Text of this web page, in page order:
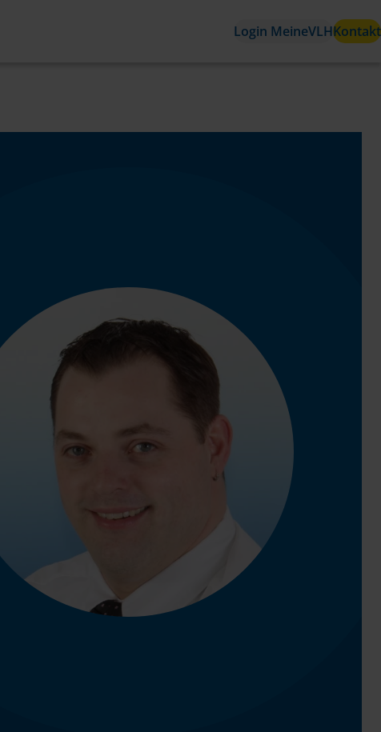
Login MeineVLHKontakt